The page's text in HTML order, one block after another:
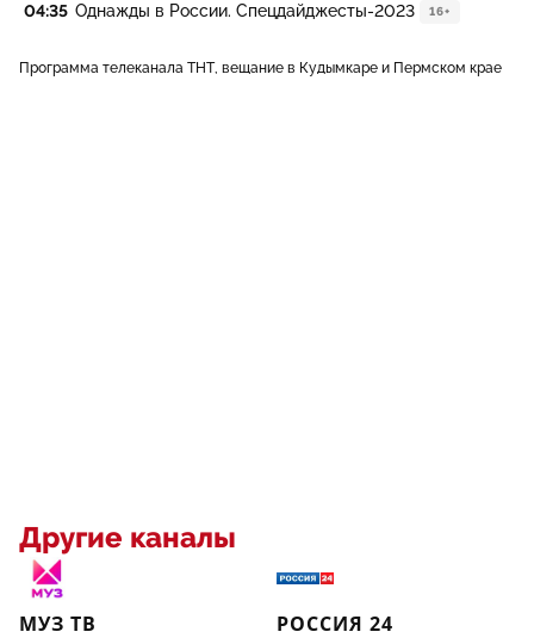
04:35 Однажды в России. Спецдайджесты-2023 16+
Программа телеканала ТНТ, вещание в Кудымкаре и Пермском крае
Другие каналы
МУЗ ТВ РОССИЯ 24